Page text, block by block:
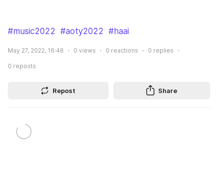
#music2022 #aoty2022 #haai
May 27, 2022, 16:46 0 views 0 reactions 0 replies
0 reposts
Repost Share